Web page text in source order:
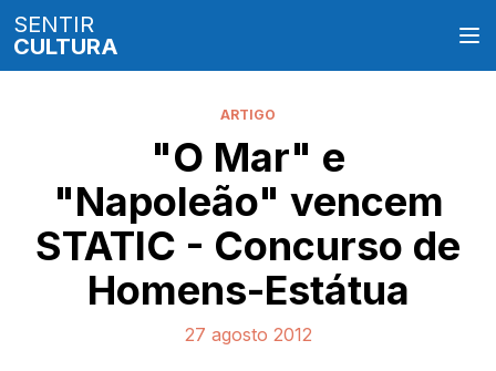
SENTIR
CULTURA
ARTIGO
"O Mar" e
"Napoleão" vencem
STATIC - Concurso de
Homens-Estátua
27 agosto 2012